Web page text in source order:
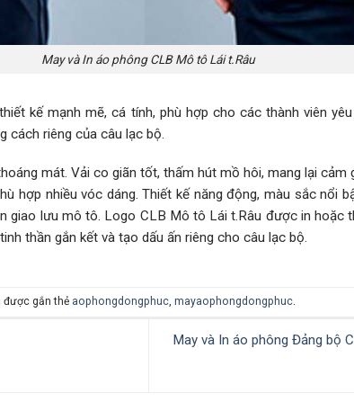
May và In áo phông CLB Mô tô Lái t.Râu
kế mạnh mẽ, cá tính, phù hợp cho các thành viên
cách riêng của câu lạc bộ.
mát. Vải co giãn tốt, thấm hút mồ hôi, mang lại cảm
hợp nhiều vóc dáng. Thiết kế năng động, màu sắc nổi
giao lưu mô tô. Logo CLB Mô tô Lái t.Râu được in hoặc
thần gắn kết và tạo dấu ấn riêng cho câu lạc bộ.
được gắn thẻ aophongdongphuc, mayaophongdongphuc.
May và In áo phông Đảng bộ